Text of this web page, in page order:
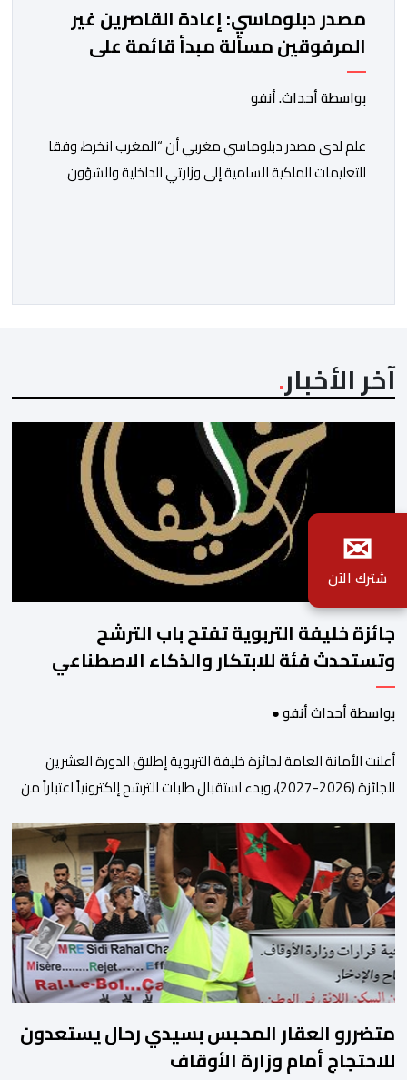
مصدر دبلوماسي: إعادة القاصرين غير
المرفوقين مسألة مبدأ قائمة على
التعليمات الملكية السامية
بواسطة أحداث. أنفو
علم لدى مصدر دبلوماسي مغربي أن “المغرب انخرط، وفقا
للتعليمات الملكية السامية إلى وزارتي الداخلية والشؤون
المصدر ذاته عن الأسف لكونه “في […]
آخر الأخبار
جائزة خليفة التربوية تفتح باب الترشح
وتستحدث فئة للابتكار والذكاء الاصطناعي
بواسطة أحداث أنفو ●
أعلنت الأمانة العامة لجائزة خليفة التربوية إطلاق الدورة العشرين
للجائزة (2026-2027)، وبدء استقبال طلبات الترشح إلكترونياً اعتباراً من
أهمية خاصة لتزامنها مع مرور عشرين عاماً على انطلاق الجائزة،
وتشهد للمرة الأولى استحداث فئة “الابتكار والذكاء الاصطناعي في
التعليم”، إلى جانب طرح 10 مجالات […]
متضررو العقار المحبس بسيدي رحال يستعدون
للاحتجاج أمام وزارة الأوقاف
✉
شترك الآن